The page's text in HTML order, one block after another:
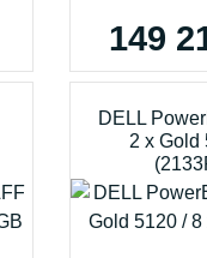
149
DELL
2 x Gold